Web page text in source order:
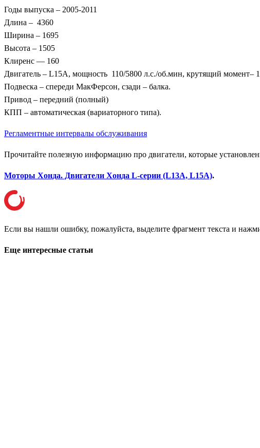
Годы выпуска – 2005-2011
Длина – 4360
Ширина – 1695
Высота – 1505
Клиренс — 160
Двигатель – L15A, мощность 110/5800 л.с./об.мин, крутящий момент–
Подвеска – спереди МакФерсон, сзади – балка.
Привод – передний (полный)
КПП – автоматическая (вариаторного типа).
Регламентные интервалы обслуживания
Прочитайте полезную информацию про двигатели, которые
Моторы Хонда. Двигатели Хонда L-серии (L13A, L15A).
Если вы нашли ошибку, пожалуйста, выделите фрагмент текста и
Еще интересные статьи